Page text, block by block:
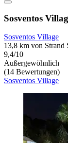
Sosventos
Sosventos Village
13,8 km von Strand
9,4/10
Außergewöhnlich
(14 Bewertungen)
Sosventos Village